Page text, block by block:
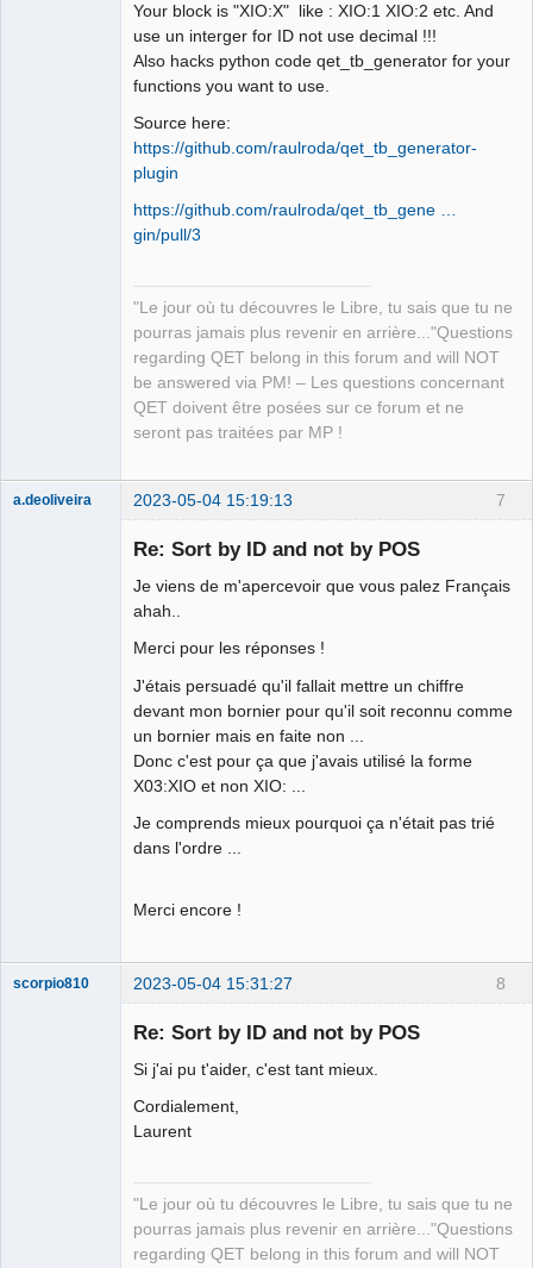
Your block is "XIO:X" like : XIO:1 XIO:2 etc. And
use un interger for ID not use decimal !!!
Also hacks python code qet_tb_generator for your
functions you want to use.
Source here:
https://github.com/raulroda/qet_tb_generator-
plugin
https://github.com/raulroda/qet_tb_gene …
gin/pull/3
"Le jour où tu découvres le Libre, tu sais que tu ne
pourras jamais plus revenir en arrière..."Questions
regarding QET belong in this forum and will NOT
be answered via PM! – Les questions concernant
QET doivent être posées sur ce forum et ne
seront pas traitées par MP !
7
a.deoliveira 2023-05-04 15:19:13
Re: Sort by ID and not by POS
Je viens de m'apercevoir que vous palez Français
ahah..
Merci pour les réponses !
J'étais persuadé qu'il fallait mettre un chiffre
devant mon bornier pour qu'il soit reconnu comme
un bornier mais en faite non ...
Donc c'est pour ça que j'avais utilisé la forme
X03:XIO et non XIO: ...
Je comprends mieux pourquoi ça n'était pas trié
dans l'ordre ...
Merci encore !
8
scorpio810 2023-05-04 15:31:27
Re: Sort by ID and not by POS
Si j'ai pu t'aider, c'est tant mieux.
Cordialement,
Laurent
"Le jour où tu découvres le Libre, tu sais que tu ne
pourras jamais plus revenir en arrière..."Questions
regarding QET belong in this forum and will NOT